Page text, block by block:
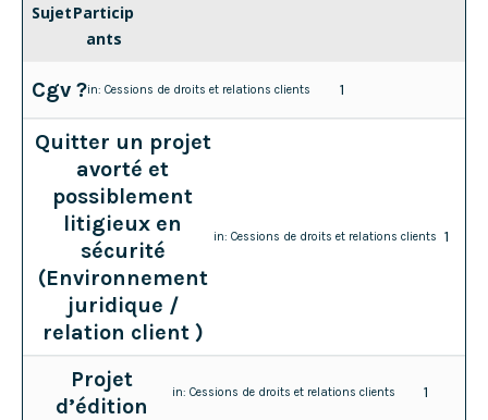
SujetParticip
ants
Cgv ?in: Cessions de droits et relations clients 1
Quitter un projet
avorté et
possiblement
litigieux en
sécurité
(Environnement
juridique /
relation client )
in: Cessions de droits et relations clients 1
Projet
d’édition
in:Cessions de droits et relations clients 1